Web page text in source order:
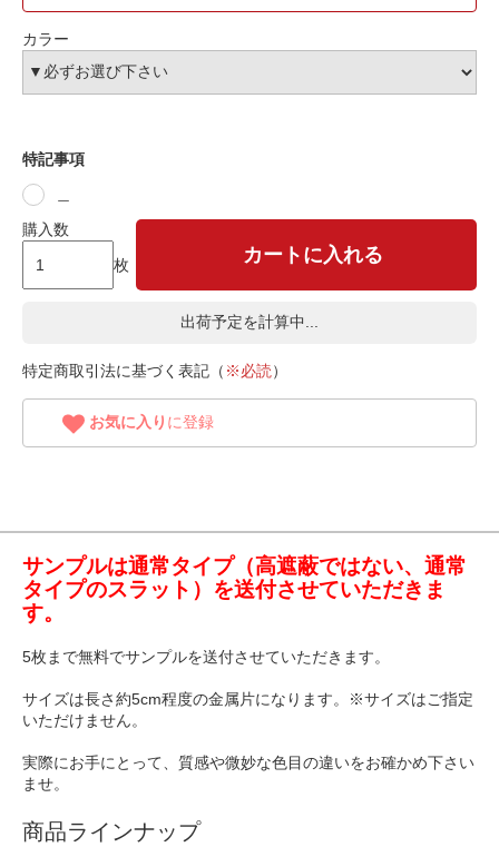
カラー
特記事項
購入数
枚
カートに入れる
出荷予定を計算中...
特定商取引法に基づく表記（ ※必読）
お気に入り に登録
サンプルは通常タイプ（高遮蔽ではない、通常
タイプのスラット）を送付させていただきま
す。
5枚まで無料でサンプルを送付させていただきます。
サイズは長さ約5cm程度の金属片になります。※サイズはご指定
いただけません。
実際にお手にとって、質感や微妙な色目の違いをお確かめ下さい
ませ。
商品ラインナップ